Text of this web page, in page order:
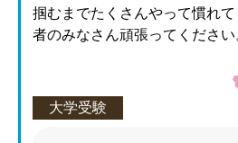
掴むまでたくさんやって慣れ
者のみなさん頑張ってください
大学受験